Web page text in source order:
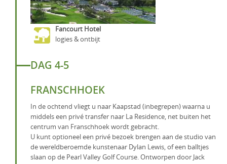
Fancourt Hotel
logies & ontbijt
DAG 4-5
FRANSCHHOEK
In de ochtend vliegt u naar Kaapstad (inbegrepen) waarna u
middels een privé transfer naar La Residence, net buiten het
centrum van Franschhoek wordt gebracht.
U kunt optioneel een privé bezoek brengen aan de studio van
de wereldberoemde kunstenaar Dylan Lewis, of een balltjes
slaan op de Pearl Valley Golf Course. Ontworpen door Jack